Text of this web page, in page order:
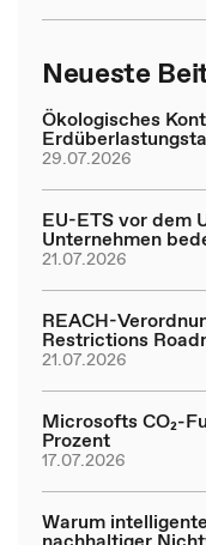
Neueste
Ökologisches
29.07.2026
EU-ETS vor dem
Unternehmen
21.07.2026
REACH-
Restrictions
21.07.2026
Microsofts CO₂-
Prozent
17.07.2026
Warum